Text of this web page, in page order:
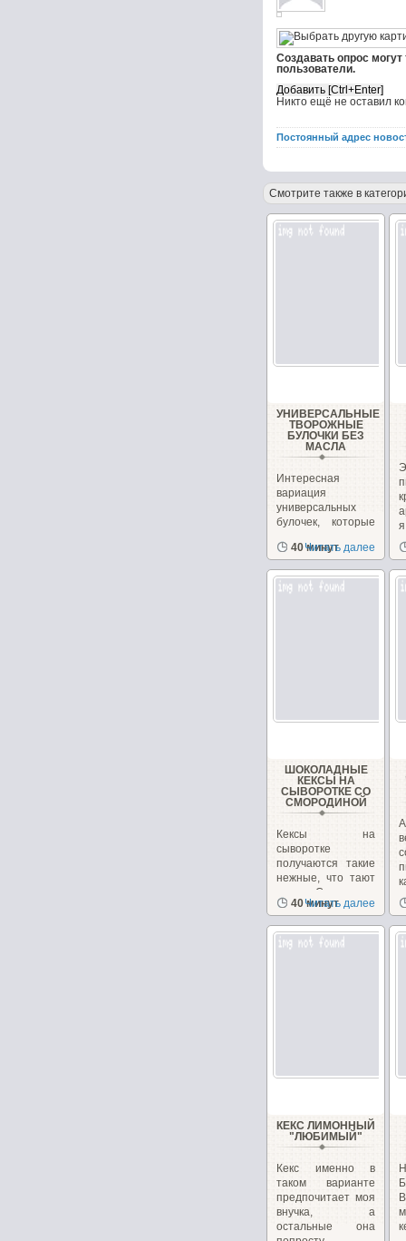
Создавать опрос
пользователи.
Никто ещё не оставил
Постоянный адрес
Смотрите также в
УНИВЕРСАЛЬНЫЕ
ТВОРОЖНЫЕ
БУЛОЧКИ БЕЗ
МАСЛА
Интересная
вариация
универсальных
булочек, которые
сладкими,...
40 минут
Читать далее
ШОКОЛАДНЫЕ
КЕКСЫ НА
СЫВОРОТКЕ СО
СМОРОДИНОЙ
Кексы на
сыворотке
получаются такие
нежные, что тают
во рту. Смородина
придает...
40 минут
Читать далее
КЕКС ЛИМОННЫЙ
"ЛЮБИМЫЙ"
Кекс именно в
таком варианте
предпочитает моя
внучка, а
остальные она